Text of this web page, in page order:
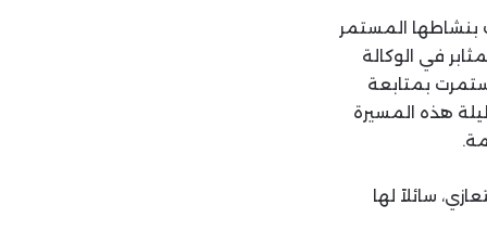
بنشاطها المستمر
في الوكالة
بمتابعة
هذه المسيرة
سائلاً لها